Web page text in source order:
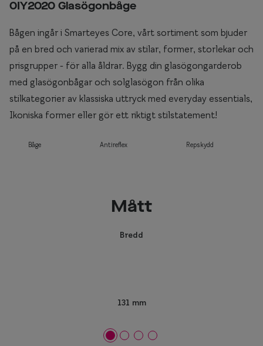
0IY2020 Glasögonbåge
Bågen ingår i Smarteyes Core, vårt sortiment som bjuder
på en bred och varierad mix av stilar, former, storlekar och
prisgrupper - för alla åldrar. Bygg din glasögongarderob
med glasögonbågar och solglasögon från olika
stilkategorier av klassiska uttryck med everyday essentials,
Ikoniska former eller gör ett riktigt stilstatement!
Båge Antireflex Repskydd
Mått
Bredd
131 mm